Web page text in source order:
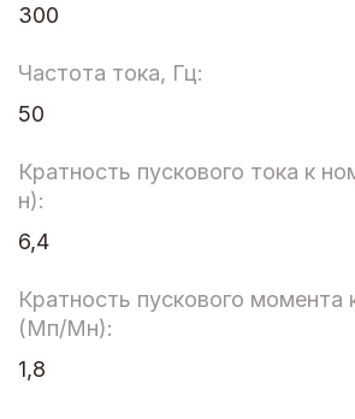
300
Частота тока, Гц:
50
Кратность пускового тока к
н):
6,4
Кратность пускового момента
(Мп/Мн):
1,8